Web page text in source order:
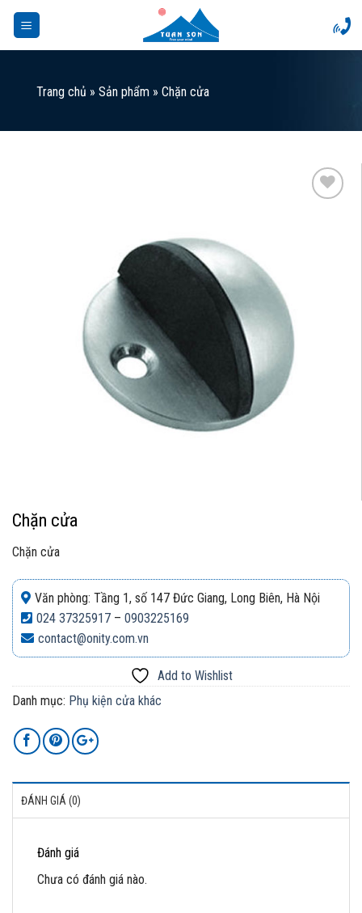
Skip
content
Trang chủ » Sản phẩm » Chặn cửa
Chặn cửa
Chặn cửa
Văn phòng: Tầng 1, số 147 Đức Giang, Long Biên, Hà Nội
024 37325917 – 0903225169
contact@onity.com.vn
Add to Wishlist
Danh mục: Phụ kiện cửa khác
ĐÁNH GIÁ (0)
Đánh giá
Chưa có đánh giá nào.